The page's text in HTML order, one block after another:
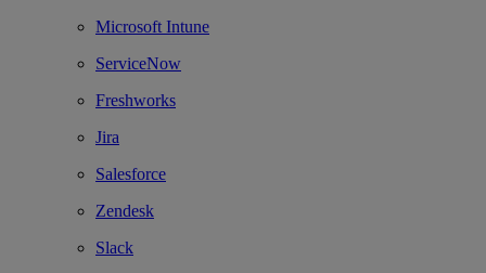
Microsoft Intune
ServiceNow
Freshworks
Jira
Salesforce
Zendesk
Slack